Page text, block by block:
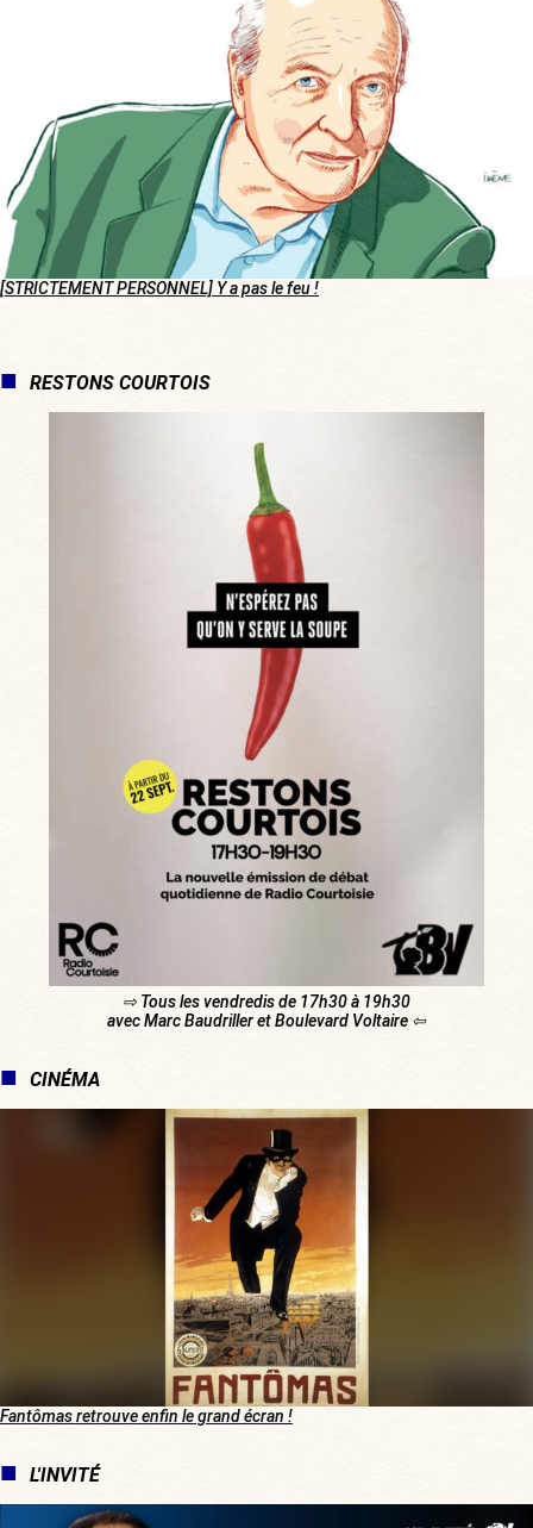
[STRICTEMENT PERSONNEL] Y a pas le feu !
RESTONS COURTOIS
⇨ Tous les vendredis de 17h30 à 19h30
avec Marc Baudriller et Boulevard Voltaire ⇦
CINÉMA
Fantômas retrouve enfin le grand écran !
L'INVITÉ